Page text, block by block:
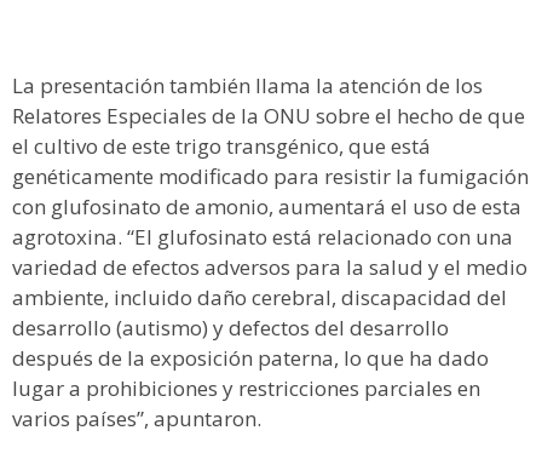
La presentación también llama la atención de los
Relatores Especiales de la ONU sobre el hecho de que
el cultivo de este trigo transgénico, que está
genéticamente modificado para resistir la fumigación
con glufosinato de amonio, aumentará el uso de esta
agrotoxina. “El glufosinato está relacionado con una
variedad de efectos adversos para la salud y el medio
ambiente, incluido daño cerebral, discapacidad del
desarrollo (autismo) y defectos del desarrollo
después de la exposición paterna, lo que ha dado
lugar a prohibiciones y restricciones parciales en
varios países”, apuntaron.